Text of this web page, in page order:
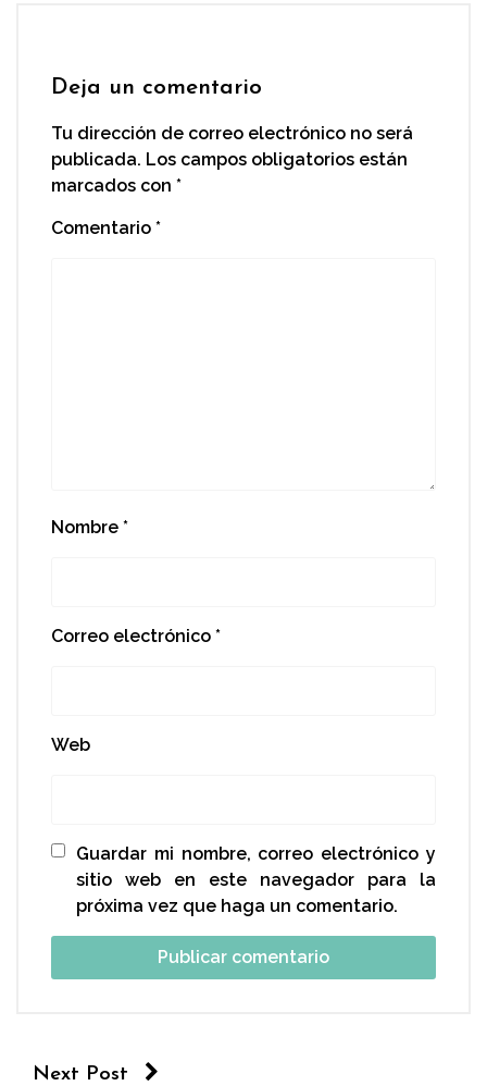
Deja un comentario
Tu dirección de correo electrónico no será
publicada. Los campos obligatorios están
marcados con *
Comentario *
Nombre *
Correo electrónico *
Web
Guardar mi nombre, correo electrónico y
sitio web en este navegador para la
próxima vez que haga un comentario.
Next Post